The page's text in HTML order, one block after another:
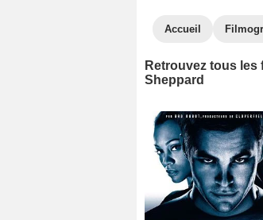
Accueil
Retrouvez tous les
Sheppard